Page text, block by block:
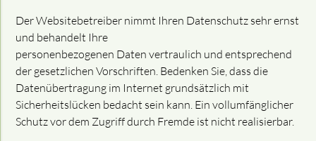
Der Websitebetreiber nimmt Ihren Datenschutz sehr ernst
und behandelt Ihre
personenbezogenen Daten vertraulich und entsprechend
der gesetzlichen Vorschriften. Bedenken Sie, dass die
Datenübertragung im Internet grundsätzlich mit
Sicherheitslücken bedacht sein kann. Ein vollumfänglicher
Schutz vor dem Zugriff durch Fremde ist nicht realisierbar.